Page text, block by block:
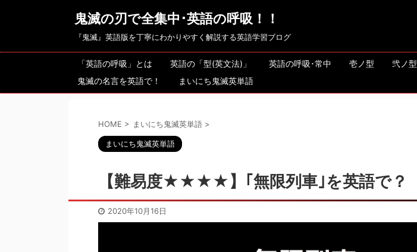
鬼滅の刃で全集中･英語の呼吸！！
『鬼滅』英語版を丁寧にわかりやすく解説する英語学習ブログ
「英語の呼吸」とは 英語の「型(英文法)」 英語の呼吸･常中 壱ノ型 弐ノ型
鬼滅の名言を英語で！
まいにち鬼滅英単語
HOME > まいにち鬼滅英単語 >
まいにち鬼滅英単語
【難易度★★★★】｢無限列車｣を英語で？
2020年10月16日